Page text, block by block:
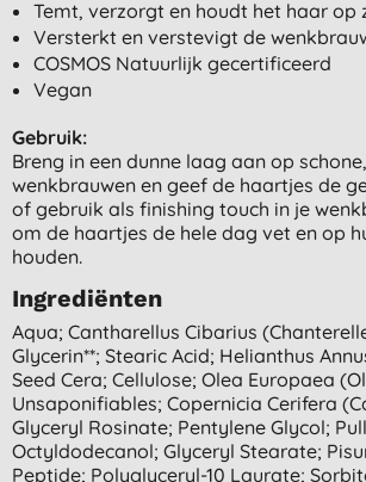
Temt, verzorgt en houdt het haar op
Versterkt en verstevigt de
COSMOS Natuurlijk gecertificeerd
Vegan
Gebruik:
Breng in een dunne laag aan op
wenkbrauwen en geef de haartjes de
of gebruik als finishing touch in je
om de haartjes de hele dag vet en op
houden.
Ingrediënten
Aqua; Cantharellus Cibarius
Glycerin**; Stearic Acid; Helianthus
Seed Cera; Cellulose; Olea Europaea
Unsaponifiables; Copernicia Cerifera
Glyceryl Rosinate; Pentylene Glycol;
Octyldodecanol; Glyceryl Stearate;
Peptide; Polyglyceryl-10 Laurate;